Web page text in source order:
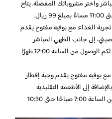
واختر مشروباتك المفضلة. يتاح
تجربة الغداء مع بوفيه مفتوح يقدم
إلى جانب الطهي المباشر
ومجموعة واسعة من المشروبات. يتاح لكم الوصول من الساعة 12:00 ظهرًا
بوفيه مفتوح يقدم وجبة إفطار
إلى الأطعمة التقليدية
ومشروبات متنوعة. يتاح لكم الوصول من الساعة 7:00 صباحًا حتى 10:30